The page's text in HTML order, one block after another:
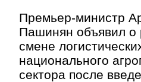
Премьер-министр
Пашинян объявил о
смене
национального
сектора после